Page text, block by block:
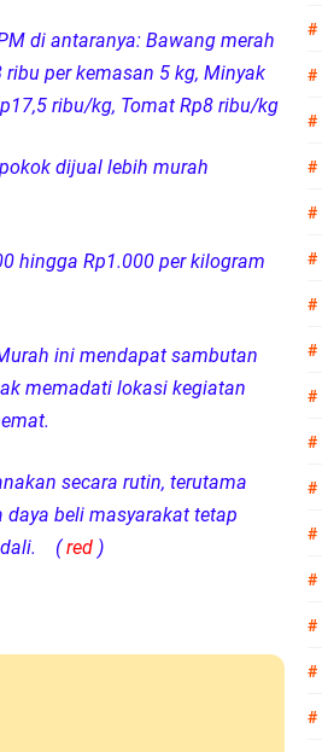
di antaranya: Bawang merah
per kemasan 5 kg, Minyak
ribu/kg, Tomat Rp8 ribu/kg
dijual lebih murah
hingga Rp1.000 per kilogram
ini mendapat sambutan
memadati lokasi kegiatan
secara rutin, terutama
beli masyarakat tetap
(red )
#
#
#
#
#
#
#
#
#
#
#
#
#
#
#
#